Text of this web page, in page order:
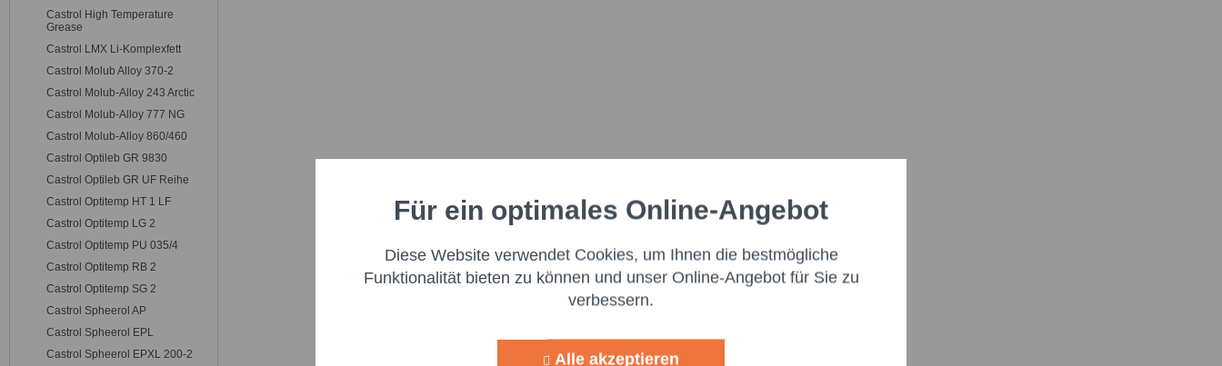
Castrol High Temperature
Grease
Castrol LMX Li-Komplexfett
Castrol Molub Alloy 370-2
Castrol Molub-Alloy 243 Arctic
Castrol Molub-Alloy 777 NG
Castrol Molub-Alloy 860/460
Castrol Optileb GR 9830
Castrol Optileb GR UF Reihe
Castrol Optitemp HT 1 LF
Castrol Optitemp LG 2
Castrol Optitemp PU 035/4
Castrol Optitemp RB 2
Castrol Optitemp SG 2
Castrol Spheerol AP
Castrol Spheerol EPL
Castrol Spheerol EPXL 200-2
Funktionale Aktiv
Marketing Aktiv
Für ein optimales Online-Angebot
Diese Website verwendet Cookies, um Ihnen die bestmögliche
Funktionalität bieten zu können und unser Online-Angebot für Sie zu
verbessern.
Alle akzeptieren